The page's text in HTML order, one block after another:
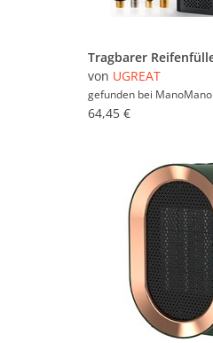
von UGREAT
gefunden bei ManoMano
64,45 €